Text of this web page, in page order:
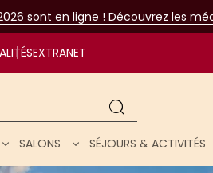
sont en ligne ! Découvrez les
EXTRANET
Chercher
SALONS SÉJOURS & ACTIVITÉS